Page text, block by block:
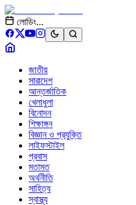
লোডিং...
জাতীয়
সারাদেশ
আন্তর্জাতিক
খেলাধুলা
বিনোদন
শিক্ষাঙ্গন
বিজ্ঞান ও প্রযুক্তি
লাইফস্টাইল
প্রবাস
মতামত
অর্থনীতি
সাহিত্য
স্বাস্থ্য